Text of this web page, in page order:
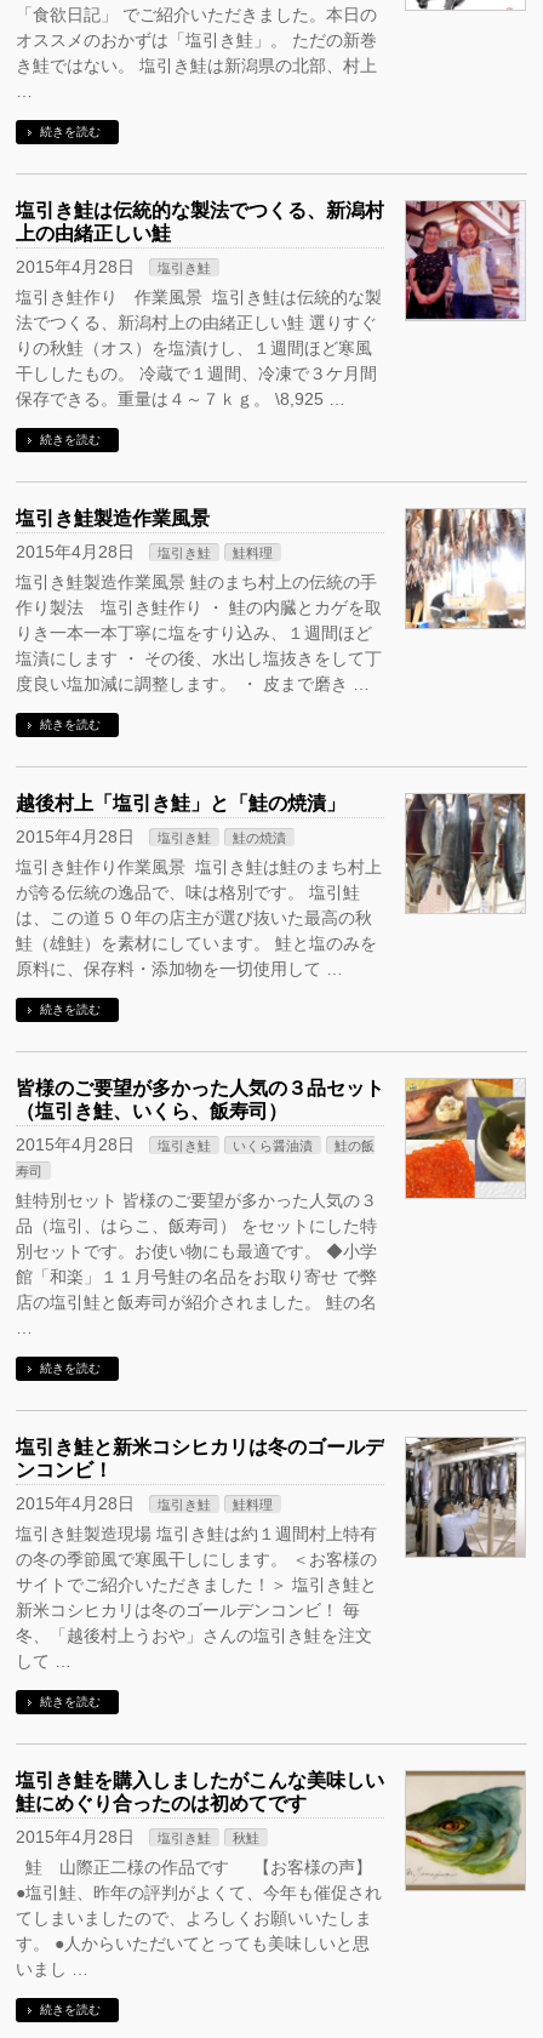
「食欲日記」 でご紹介いただきました。本日の
オススメのおかずは「塩引き鮭」。 ただの新巻
き鮭ではない。 塩引き鮭は新潟県の北部、村上
続きを読む
塩引き鮭は伝統的な製法でつくる、新潟村
上の由緒正しい鮭
2015年4月28日 塩引き鮭
塩引き鮭作り 作業風景 塩引き鮭は伝統的な製
法でつくる、新潟村上の由緒正しい鮭 選りすぐ
りの秋鮭（オス）を塩漬けし、１週間ほど寒風
干ししたもの。 冷蔵で１週間、冷凍で３ケ月間
保存できる。重量は４～７ｋｇ。 \8,925 …
続きを読む
塩引き鮭製造作業風景
2015年4月28日 塩引き鮭 鮭料理
塩引き鮭製造作業風景 鮭のまち村上の伝統の手
作り製法 塩引き鮭作り ・ 鮭の内臓とカゲを取
りき一本一本丁寧に塩をすり込み、１週間ほど
塩漬にします ・ その後、水出し塩抜きをして丁
度良い塩加減に調整します。 ・ 皮まで磨き …
続きを読む
越後村上「塩引き鮭」と「鮭の焼漬」
2015年4月28日 塩引き鮭 鮭の焼漬
塩引き鮭作り作業風景 塩引き鮭は鮭のまち村上
が誇る伝統の逸品で、味は格別です。 塩引鮭
は、この道５０年の店主が選び抜いた最高の秋
鮭（雄鮭）を素材にしています。 鮭と塩のみを
原料に、保存料・添加物を一切使用して …
続きを読む
皆様のご要望が多かった人気の３品セット
（塩引き鮭、いくら、飯寿司）
2015年4月28日 塩引き鮭 いくら醤油漬
鮭の飯
寿司
鮭特別セット 皆様のご要望が多かった人気の３
品（塩引、はらこ、飯寿司） をセットにした特
別セットです。お使い物にも最適です。 ◆小学
館「和楽」１１月号鮭の名品をお取り寄せ で弊
店の塩引鮭と飯寿司が紹介されました。 鮭の名
続きを読む
塩引き鮭と新米コシヒカリは冬のゴールデ
ンコンビ！
2015年4月28日 塩引き鮭 鮭料理
塩引き鮭製造現場 塩引き鮭は約１週間村上特有
の冬の季節風で寒風干しにします。 ＜お客様の
サイトでご紹介いただきました！＞ 塩引き鮭と
新米コシヒカリは冬のゴールデンコンビ！ 毎
冬、「越後村上うおや」さんの塩引き鮭を注文
して …
続きを読む
塩引き鮭を購入しましたがこんな美味しい
鮭にめぐり合ったのは初めてです
2015年4月28日 塩引き鮭 秋鮭
鮭 山際正二様の作品です 【お客様の声】
●塩引鮭、昨年の評判がよくて、今年も催促され
てしまいましたので、よろしくお願いいたしま
す。 ●人からいただいてとっても美味しいと思
いまし …
続きを読む